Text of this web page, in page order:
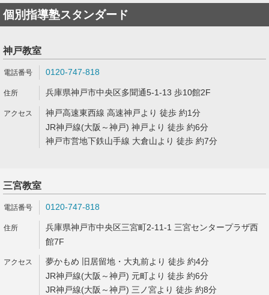
個別指導塾スタンダード
神戸教室
0120-747-818
兵庫県神戸市中央区多聞通5-1-13 歩10館2F
神戸高速東西線 高速神戸より 徒歩 約1分
JR神戸線(大阪～神戸) 神戸より 徒歩 約6分
神戸市営地下鉄山手線 大倉山より 徒歩 約7分
三宮教室
0120-747-818
兵庫県神戸市中央区三宮町2-11-1 三宮センタープラザ西
館7F
夢かもめ 旧居留地・大丸前より 徒歩 約4分
JR神戸線(大阪～神戸) 元町より 徒歩 約6分
JR神戸線(大阪～神戸) 三ノ宮より 徒歩 約8分